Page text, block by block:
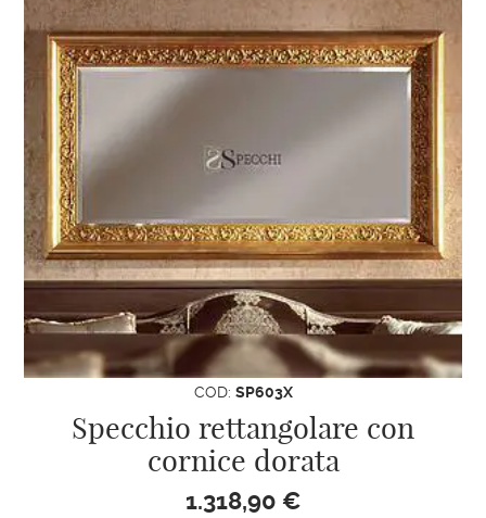
COD: SP603X
Specchio rettangolare con
cornice dorata
1.318,90 €